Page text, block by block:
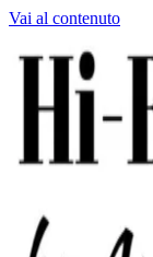
Vai al contenuto